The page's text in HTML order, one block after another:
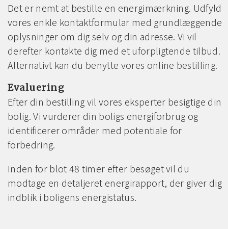
Det er nemt at bestille en energimærkning. Udfyld
vores enkle kontaktformular med grundlæggende
oplysninger om dig selv og din adresse. Vi vil
derefter kontakte dig med et uforpligtende tilbud.
Alternativt kan du benytte vores online bestilling.
Evaluering
Efter din bestilling vil vores eksperter besigtige din
bolig. Vi vurderer din boligs energiforbrug og
identificerer områder med potentiale for
forbedring.
Inden for blot 48 timer efter besøget vil du
modtage en detaljeret energirapport, der giver dig
indblik i boligens energistatus.